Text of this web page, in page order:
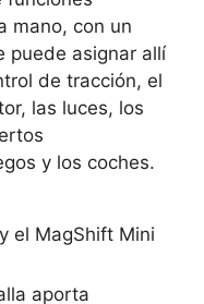
mano, con un
puede asignar allí
de tracción, el
las luces, los
y los coches.
el MagShift Mini
aporta